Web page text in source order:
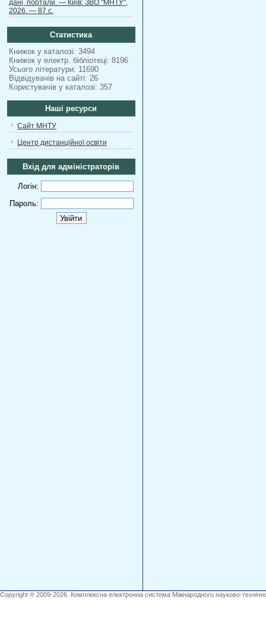
дані, портали. — Київ: ЗВО "МНТУ",
2026. — 87 с.
Статистика
Книжок у каталозі: 3494
Книжок у електр. бібліотеці: 8196
Усього літератури: 11690
Відвідувачів на сайті: 26
Користувачів у каталозі: 357
Наші ресурси
Сайт МНТУ
Центр дистанційної освіти
Вхід для адміністраторів
Логін:
Пароль:
Copyright ® 2009-2026. Комплексна електронна система Міжнародного науково-